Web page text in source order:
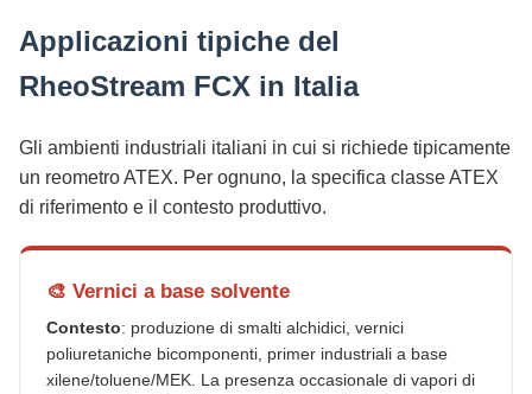
Applicazioni tipiche del
RheoStream FCX in Italia
Gli ambienti industriali italiani in cui si richiede tipicamente
un reometro ATEX. Per ognuno, la specifica classe ATEX
di riferimento e il contesto produttivo.
🎨 Vernici a base solvente
Contesto: produzione di smalti alchidici, vernici
poliuretaniche bicomponenti, primer industriali a base
xilene/toluene/MEK. La presenza occasionale di vapori di